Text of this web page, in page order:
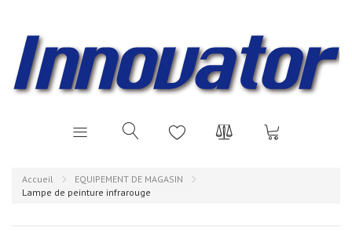
Accueil
EQUIPEMENT DE MAGASIN
Lampe de peinture infrarouge